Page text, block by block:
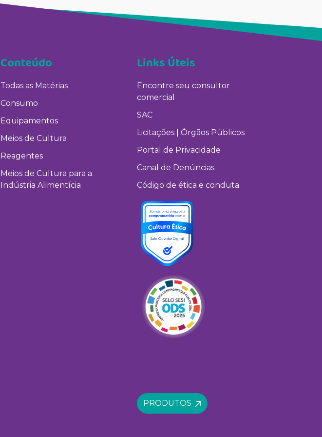
Conteúdo
Todas as Matérias
Consumo
Equipamentos
Meios de Cultura
Reagentes
Meios de Cultura para a
Indústria Alimentícia
Links Úteis
Encontre seu consultor
comercial
SAC
Licitações | Órgãos Públicos
Portal de Privacidade
Canal de Denúncias
Código de ética e conduta
PRODUTOS